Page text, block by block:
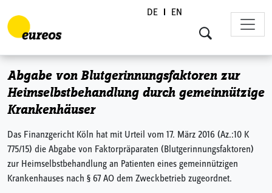
Skip to content
DE EN
Abgabe von Blutgerinnungsfaktoren zur
Heimselbstbehandlung durch gemeinnützige
Krankenhäuser
Das Finanzgericht Köln hat mit Urteil vom 17. März 2016 (Az.:10 K
775/15) die Abgabe von Faktorpräparaten (Blutgerinnungsfaktoren)
zur Heimselbstbehandlung an Patienten eines gemeinnützigen
Krankenhauses nach § 67 AO dem Zweckbetrieb zugeordnet.